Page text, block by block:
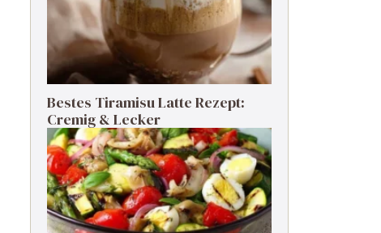
Bestes Tiramisu Latte Rezept:
Cremig & Lecker